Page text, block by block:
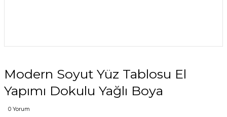
Modern Soyut Yüz Tablosu El
Yapımı Dokulu Yağlı Boya
0 Yorum